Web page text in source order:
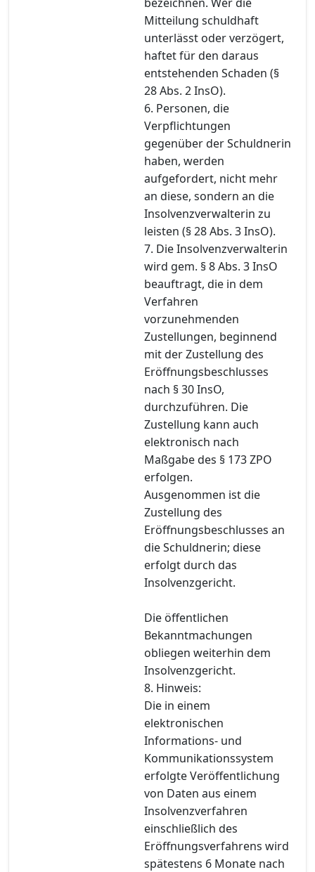
Mitteilung schuldhaft
unterlässt oder verzögert,
haftet für den daraus
entstehenden Schaden (§
28 Abs. 2 InsO).
6. Personen, die
Verpflichtungen
gegenüber der Schuldnerin
haben, werden
aufgefordert, nicht mehr
an diese, sondern an die
Insolvenzverwalterin zu
leisten (§ 28 Abs. 3 InsO).
7. Die Insolvenzverwalterin
wird gem. § 8 Abs. 3 InsO
beauftragt, die in dem
Verfahren
vorzunehmenden
Zustellungen, beginnend
mit der Zustellung des
Eröffnungsbeschlusses
nach § 30 InsO,
durchzuführen. Die
Zustellung kann auch
elektronisch nach
Maßgabe des § 173 ZPO
erfolgen.
Ausgenommen ist die
Zustellung des
Eröffnungsbeschlusses an
die Schuldnerin; diese
erfolgt durch das
Insolvenzgericht.
Die öffentlichen
Bekanntmachungen
obliegen weiterhin dem
Insolvenzgericht.
8. Hinweis:
Die in einem
elektronischen
Informations- und
Kommunikationssystem
erfolgte Veröffentlichung
von Daten aus einem
Insolvenzverfahren
einschließlich des
Eröffnungsverfahrens wird
spätestens 6 Monate nach